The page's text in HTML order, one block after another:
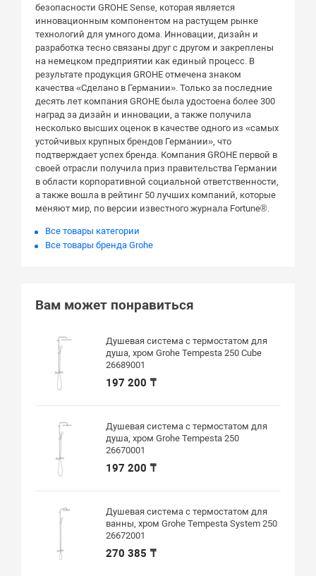
безопасности GROHE Sense, которая является
инновационным компонентом на растущем рынке
технологий для умного дома. Инновации, дизайн и
разработка тесно связаны друг с другом и закреплены
на немецком предприятии как единый процесс. В
результате продукция GROHE отмечена знаком
качества «Сделано в Германии». Только за последние
десять лет компания GROHE была удостоена более 300
наград за дизайн и инновации, а также получила
несколько высших оценок в качестве одного из «самых
устойчивых крупных брендов Германии», что
подтверждает успех бренда. Компания GROHE первой в
своей отрасли получила приз правительства Германии
в области корпоративной социальной ответственности,
а также вошла в рейтинг 50 лучших компаний, которые
меняют мир, по версии известного журнала Fortune®.
Все товары категории
Все товары бренда Grohe
Вам может понравиться
Душевая система с термостатом для
душа, хром Grohe Tempesta 250 Cube
26689001
197 200 ₸
Душевая система с термостатом для
душа, хром Grohe Tempesta 250
26670001
197 200 ₸
Душевая система с термостатом для
ванны, хром Grohe Tempesta System 250
26672001
270 385 ₸